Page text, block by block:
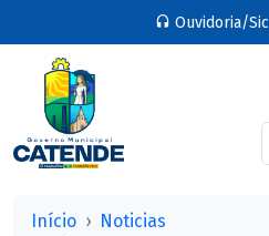
Ouvidoria/Sic
Início
Noticias